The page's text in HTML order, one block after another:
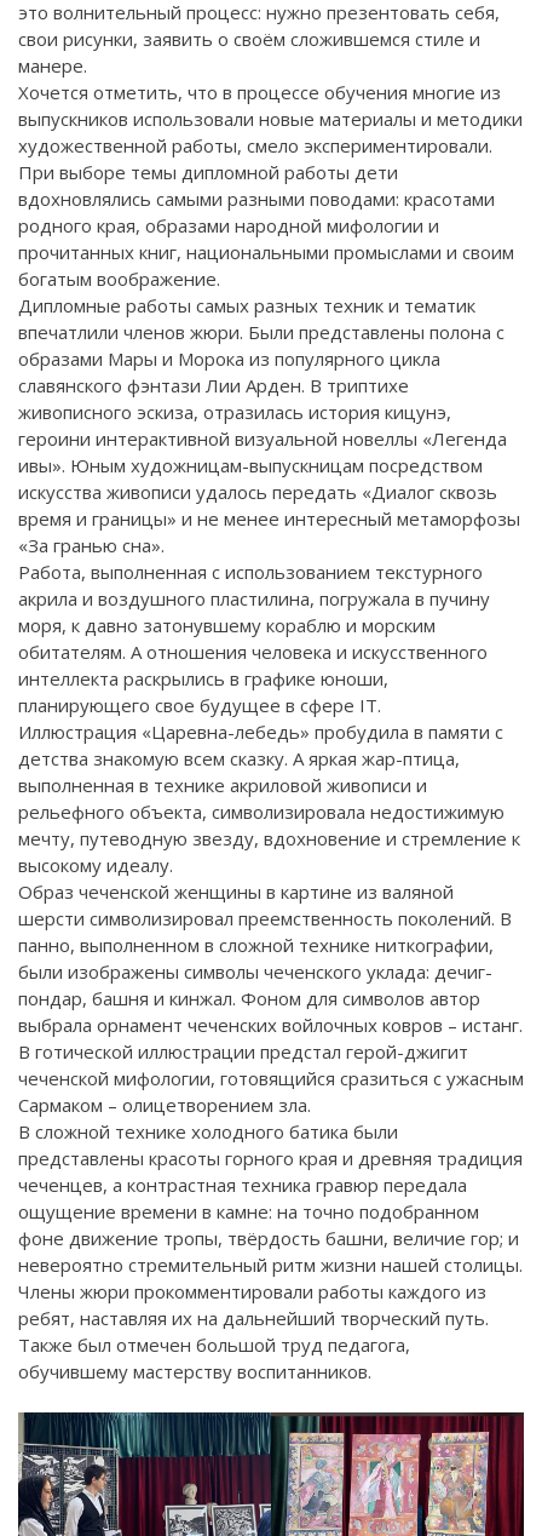
это волнительный процесс: нужно презентовать себя,
свои рисунки, заявить о своём сложившемся стиле и
манере.
Хочется отметить, что в процессе обучения многие из
выпускников использовали новые материалы и методики
художественной работы, смело экспериментировали.
При выборе темы дипломной работы дети
вдохновлялись самыми разными поводами: красотами
родного края, образами народной мифологии и
прочитанных книг, национальными промыслами и своим
богатым воображение.
Дипломные работы самых разных техник и тематик
впечатлили членов жюри. Были представлены полона с
образами Мары и Морока из популярного цикла
славянского фэнтази Лии Арден. В триптихе
живописного эскиза, отразилась история кицунэ,
героини интерактивной визуальной новеллы «Легенда
ивы». Юным художницам-выпускницам посредством
искусства живописи удалось передать «Диалог сквозь
время и границы» и не менее интересный метаморфозы
«За гранью сна».
Работа, выполненная с использованием текстурного
акрила и воздушного пластилина, погружала в пучину
моря, к давно затонувшему кораблю и морским
обитателям. А отношения человека и искусственного
интеллекта раскрылись в графике юноши,
планирующего свое будущее в сфере IT.
Иллюстрация «Царевна-лебедь» пробудила в памяти с
детства знакомую всем сказку. А яркая жар-птица,
выполненная в технике акриловой живописи и
рельефного объекта, символизировала недостижимую
мечту, путеводную звезду, вдохновение и стремление к
высокому идеалу.
Образ чеченской женщины в картине из валяной
шерсти символизировал преемственность поколений. В
панно, выполненном в сложной технике ниткографии,
были изображены символы чеченского уклада: дечиг-
пондар, башня и кинжал. Фоном для символов автор
выбрала орнамент чеченских войлочных ковров – истанг.
В готической иллюстрации предстал герой-джигит
чеченской мифологии, готовящийся сразиться с ужасным
Сармаком – олицетворением зла.
В сложной технике холодного батика были
представлены красоты горного края и древняя традиция
чеченцев, а контрастная техника гравюр передала
ощущение времени в камне: на точно подобранном
фоне движение тропы, твёрдость башни, величие гор; и
невероятно стремительный ритм жизни нашей столицы.
Члены жюри прокомментировали работы каждого из
ребят, наставляя их на дальнейший творческий путь.
Также был отмечен большой труд педагога,
обучившему мастерству воспитанников.